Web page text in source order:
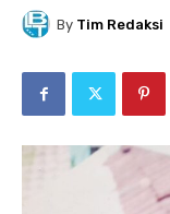
By Tim Redaksi